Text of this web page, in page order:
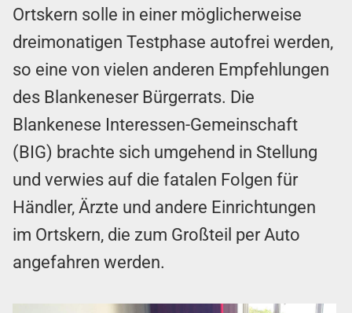
Ortskern solle in einer möglicherweise
dreimonatigen Testphase autofrei werden,
so eine von vielen anderen Empfehlungen
des Blankeneser Bürgerrats. Die
Blankenese Interessen-Gemeinschaft
(BIG) brachte sich umgehend in Stellung
und verwies auf die fatalen Folgen für
Händler, Ärzte und andere Einrichtungen
im Ortskern, die zum Großteil per Auto
angefahren werden.